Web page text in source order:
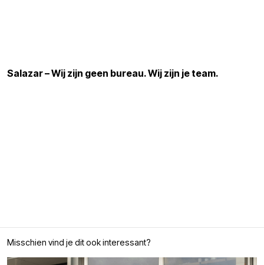
Salazar – Wij zijn geen bureau. Wij zijn je team.
Misschien vind je dit ook interessant?